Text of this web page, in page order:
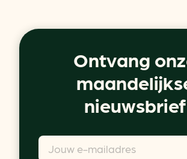
Ontvang
nieuwsbrief